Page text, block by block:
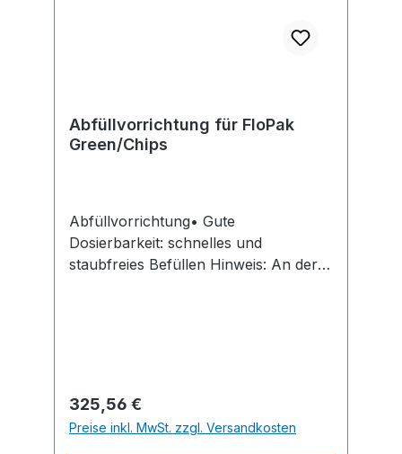
Abfüllvorrichtung für FloPak
Green/Chips
Abfüllvorrichtung• Gute
Dosierbarkeit: schnelles und
staubfreies Befüllen Hinweis: An der
Regulärer Preis:
325,56 €
Preise inkl. MwSt. zzgl. Versandkosten